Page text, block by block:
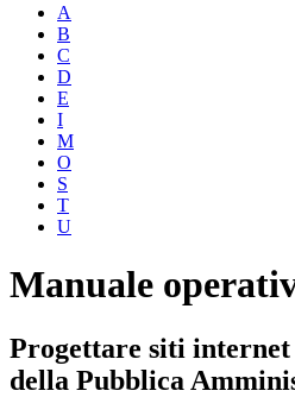
A
B
C
D
E
I
M
O
S
T
U
Manuale
Progettare siti
della Pubblica